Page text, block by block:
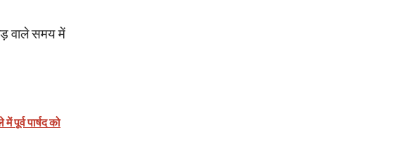
वाले समय में
पूर्व पार्षद को